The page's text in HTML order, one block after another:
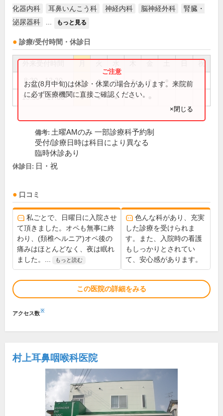
化器内科
耳鼻いんこう科 神経内科 脳神経外科
腎臓・
泌尿器科
もっと見る
診療/受付時間・休診日
祝
8:30～12:30 ● ● ● ● ●
13:30～17:00 ● ● ● ●
お盆(8月中旬)は休診・休業の場合があります。来院前
に必ず医療機関に直接ご確認ください。
×閉じる
備考: 土曜AMのみ 一部診療科予約制
受付/診療日時は科目により異なる
臨時休診あり
休診日: 日・祝
口コミ
私ごとで、日曜日に入院させ
て頂きました。オペも無事に終
わり、(頚椎ヘルニア)オペ後の
痛みはほとんどなく、夜は眠れ
ました。...
もっと読む
色んな科があり、充実
した診療を受けられま
す。また、入院時の看護
もしっかりとされてい
て、安心感があります。
この医院の詳細をみる
アクセス数※
村上耳鼻咽喉科医院